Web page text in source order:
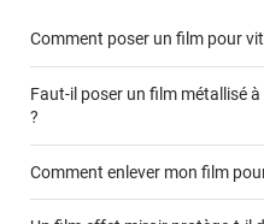
Comment poser un film pour
Faut-il poser un film métallisé
?
Comment enlever mon film
*****
Il y a 2306 jours
c'est bien le résultat que